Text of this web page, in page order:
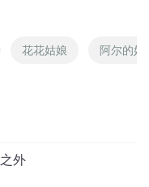
想到太宗和周独夫两
相同
7
段话 感触不一样
好几遍，每次感觉都有些不
花花姑娘 阿尔的姑
外